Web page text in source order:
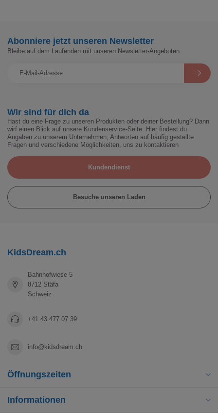
Wir sind für dich da
Hast du eine Frage zu unseren Produkten oder deiner Bestellung? Dann
wirf einen Blick auf unsere Kundenservice-Seite. Hier findest du
Angaben zu unserem Unternehmen, Antworten auf häufig gestellte
Fragen und verschiedene Möglichkeiten, uns zu kontaktieren
Kundendienst
Besuche unseren Laden
Abonniere jetzt unseren Newsletter
Bleibe auf dem Laufenden mit unseren Newsletter-Angeboten
KidsDream.ch
Bahnhofwiese 5
8712 Stäfa
Schweiz
+41 43 477 07 39
info@kidsdream.ch
Öffnungszeiten
Informationen